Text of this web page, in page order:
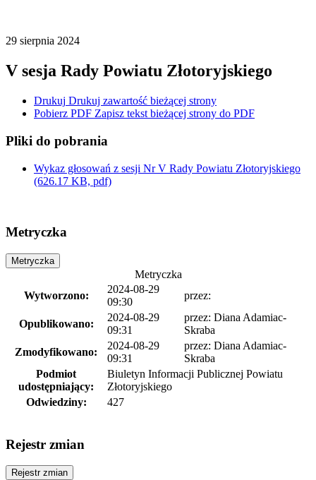
29 sierpnia 2024
V sesja Rady Powiatu Złotoryjskiego
Drukuj Drukuj zawartość bieżącej strony
Pobierz PDF Zapisz tekst bieżącej strony do PDF
Pliki do pobrania
Wykaz głosowań z sesji Nr V Rady Powiatu Złotoryjskiego
(626.17 KB, pdf)
Metryczka
Metryczka
Metryczka
Wytworzono:
2024-08-29
09:30
przez:
Opublikowano:
2024-08-29
09:31
przez: Diana Adamiac-
Skraba
Zmodyfikowano:
2024-08-29
09:31
przez: Diana Adamiac-
Skraba
Podmiot
udostępniający:
Biuletyn Informacji Publicznej Powiatu
Złotoryjskiego
Odwiedziny:
427
Rejestr zmian
Rejestr zmian